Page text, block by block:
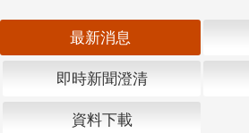
最新消息
即時新聞澄清
資料下載